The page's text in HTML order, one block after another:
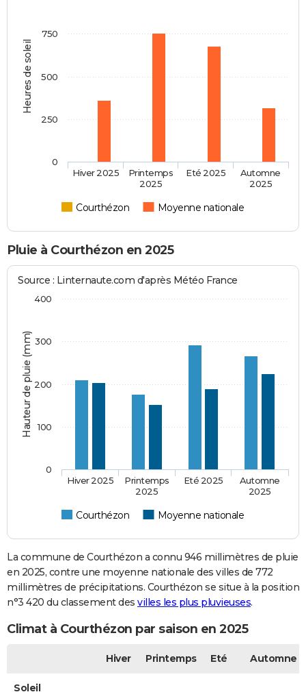
Heures de soleil
Courthézon Moyenne nationale
Hiver 2025
Printemps
2025
Eté 2025
Automne
2025
0
250
500
750
Pluie à Courthézon en 2025
Hauteur de pluie (mm)
Source : Linternaute.com d'après Météo France
Courthézon Moyenne nationale
Hiver 2025
Printemps
2025
Eté 2025
Automne
2025
0
100
200
300
400
La commune de Courthézon a connu 946 millimètres de pluie
en 2025, contre une moyenne nationale des villes de 772
millimètres de précipitations. Courthézon se situe à la position
n°3 420 du classement des villes les plus pluvieuses.
Climat à Courthézon par saison en 2025
Hiver Printemps Eté Automne
Soleil